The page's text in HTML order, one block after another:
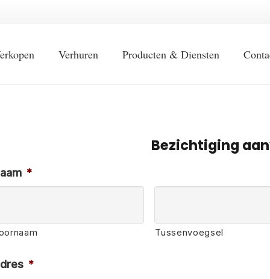
Verhuren Producten & Diensten
Bezichtiging
*
Tussenvoegsel
*